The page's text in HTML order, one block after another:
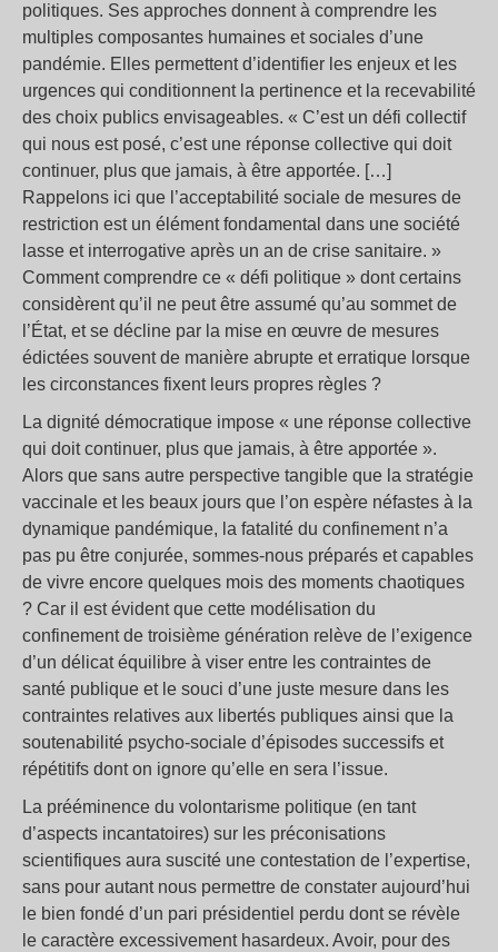
politiques. Ses approches donnent à comprendre les
multiples composantes humaines et sociales d’une
pandémie. Elles permettent d’identifier les enjeux et les
urgences qui conditionnent la pertinence et la recevabilité
des choix publics envisageables. « C’est un défi collectif
qui nous est posé, c’est une réponse collective qui doit
continuer, plus que jamais, à être apportée. […]
Rappelons ici que l’acceptabilité sociale de mesures de
restriction est un élément fondamental dans une société
lasse et interrogative après un an de crise sanitaire. »
Comment comprendre ce « défi politique » dont certains
considèrent qu’il ne peut être assumé qu’au sommet de
l’État, et se décline par la mise en œuvre de mesures
édictées souvent de manière abrupte et erratique lorsque
les circonstances fixent leurs propres règles ?
La dignité démocratique impose « une réponse collective
qui doit continuer, plus que jamais, à être apportée ».
Alors que sans autre perspective tangible que la stratégie
vaccinale et les beaux jours que l’on espère néfastes à la
dynamique pandémique, la fatalité du confinement n’a
pas pu être conjurée, sommes-nous préparés et capables
de vivre encore quelques mois des moments chaotiques
? Car il est évident que cette modélisation du
confinement de troisième génération relève de l’exigence
d’un délicat équilibre à viser entre les contraintes de
santé publique et le souci d’une juste mesure dans les
contraintes relatives aux libertés publiques ainsi que la
soutenabilité psycho-sociale d’épisodes successifs et
répétitifs dont on ignore qu’elle en sera l’issue.
La prééminence du volontarisme politique (en tant
d’aspects incantatoires) sur les préconisations
scientifiques aura suscité une contestation de l’expertise,
sans pour autant nous permettre de constater aujourd’hui
le bien fondé d’un pari présidentiel perdu dont se révèle
le caractère excessivement hasardeux. Avoir, pour des